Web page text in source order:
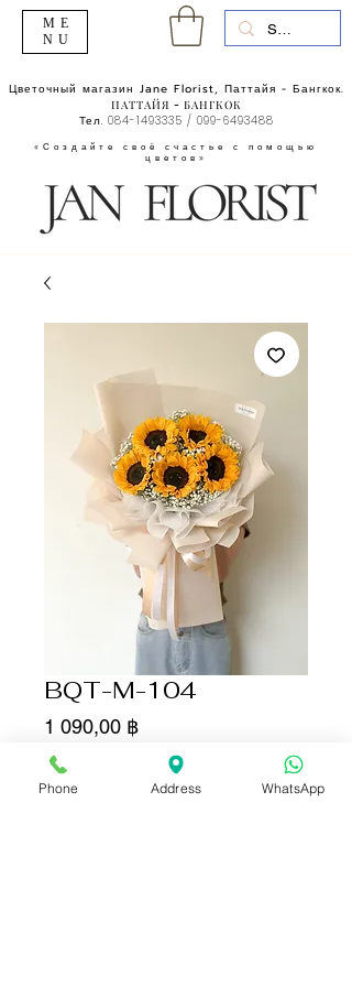
«Создайте своё счастье с помощью
цветов»
Цветочный магазин Jane Florist, Паттайя - Бангкок.
ПАТТАЙЯ - БАНГКОК
Тел. 084-1493335 / 099-6493488
ME
NU
BQT-M-104
1 090,00 ฿Цена
Количество
Phone Address WhatsApp